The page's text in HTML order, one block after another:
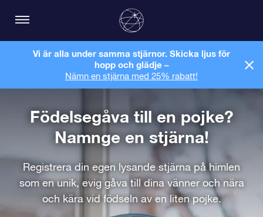
Vi är alla under samma stjärnor. Skicka ljus för
hopp och glädje –
Nämn en stjärna med 25% rabatt!
Födelsegåva till en pojke?
Namnge en stjärna!
Registrera din egen lysande stjärna på himlen
som en unik, evig gåva till dina vänner och nära
och kära vid födseln av en liten pojke.